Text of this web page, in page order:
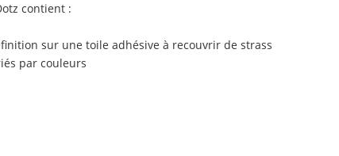
contient :
sur une toile adhésive à recouvrir de strass
par couleurs